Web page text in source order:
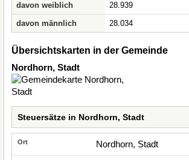
davon weiblich
28.939
davon männlich
28.034
Übersichtskarten in der Gemeinde
Nordhorn, Stadt
Steuersätze in Nordhorn, Stadt
Nordhorn, Stadt